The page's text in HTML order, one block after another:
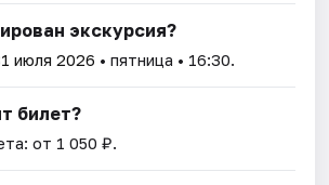
экскурсия?
июля 2026 • пятница • 16:30.
билет?
от 1 050 ₽.